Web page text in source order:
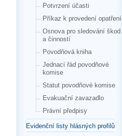
Potvrzení účasti
Příkaz k provedení opatření
Osnova pro sledování škod
a činností
Povodňová kniha
Jednací řád povodňové
komise
Statut povodňové komise
Evakuační zavazadlo
Právní předpisy
Evidenční listy hlásných profilů